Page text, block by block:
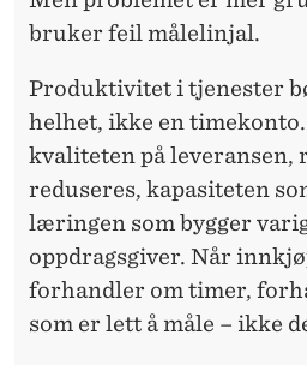
bruker feil målelinjal.
Produktivitet i tjenester
helhet, ikke en
kvaliteten på leveransen,
reduseres, kapasiteten
læringen som bygger
oppdragsgiver. Når
forhandler om timer,
som er lett å måle – ikke